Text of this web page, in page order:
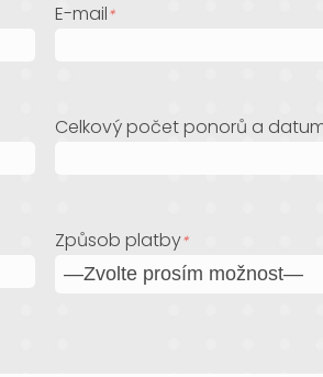
E-mail*
Celkový počet ponorů a
Způsob platby*